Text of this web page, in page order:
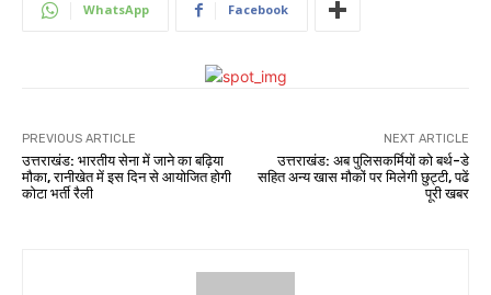
WhatsApp Facebook
PREVIOUS ARTICLE
उत्तराखंड: भारतीय सेना में जाने का बढ़िया
मौका, रानीखेत में इस दिन से आयोजित होगी
कोटा भर्ती रैली
NEXT ARTICLE
उत्तराखंड: अब पुलिसकर्मियों को बर्थ-डे
सहित अन्य खास मौकों पर मिलेगी छुट्टी, पढें
पूरी खबर